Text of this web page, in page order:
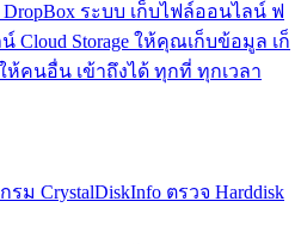
ระบบ เก็บไฟล์ออนไลน์ ฟ
Cloud Storage ให้คุณเก็บข้อมูล เก็
ห้คนอื่น เข้าถึงได้ ทุกที่ ทุกเวลา
รม CrystalDiskInfo ตรวจ Harddisk